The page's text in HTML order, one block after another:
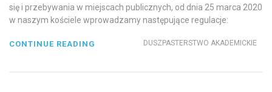
się i przebywania w miejscach publicznych, od dnia 25 marca 2020
w naszym kościele wprowadzamy następujące regulacje:
DUSZPASTERSTWO AKADEMICKIE
CONTINUE READING